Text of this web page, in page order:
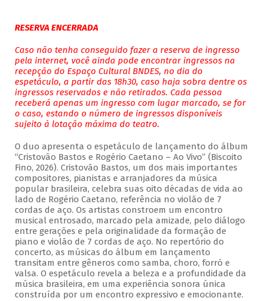
RESERVA ENCERRADA
Caso não tenha conseguido fazer a reserva de ingresso
pela internet, você ainda pode encontrar ingressos na
recepção do Espaço Cultural BNDES, no dia do
espetáculo, a partir das 18h30, caso haja sobra dentre os
ingressos reservados e não retirados. Cada pessoa
receberá apenas um ingresso com lugar marcado, se for
o caso, estando o número de ingressos disponíveis
sujeito à lotação máxima do teatro.
O duo apresenta o espetáculo de lançamento do álbum
“Cristovão Bastos e Rogério Caetano – Ao Vivo” (Biscoito
Fino, 2026). Cristovão Bastos, um dos mais importantes
compositores, pianistas e arranjadores da música
popular brasileira, celebra suas oito décadas de vida ao
lado de Rogério Caetano, referência no violão de 7
cordas de aço. Os artistas constroem um encontro
musical entrosado, marcado pela amizade, pelo diálogo
entre gerações e pela originalidade da formação de
piano e violão de 7 cordas de aço. No repertório do
concerto, as músicas do álbum em lançamento
transitam entre gêneros como samba, choro, forró e
valsa. O espetáculo revela a beleza e a profundidade da
música brasileira, em uma experiência sonora única
construída por um encontro expressivo e emocionante.